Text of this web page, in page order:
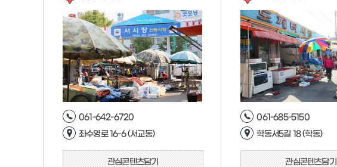
061-642-6720
좌수영로 16-6 (서교동)
관심콘텐츠담기
061-685-5150
학동서5길 18 (학동)
관심콘텐츠담기